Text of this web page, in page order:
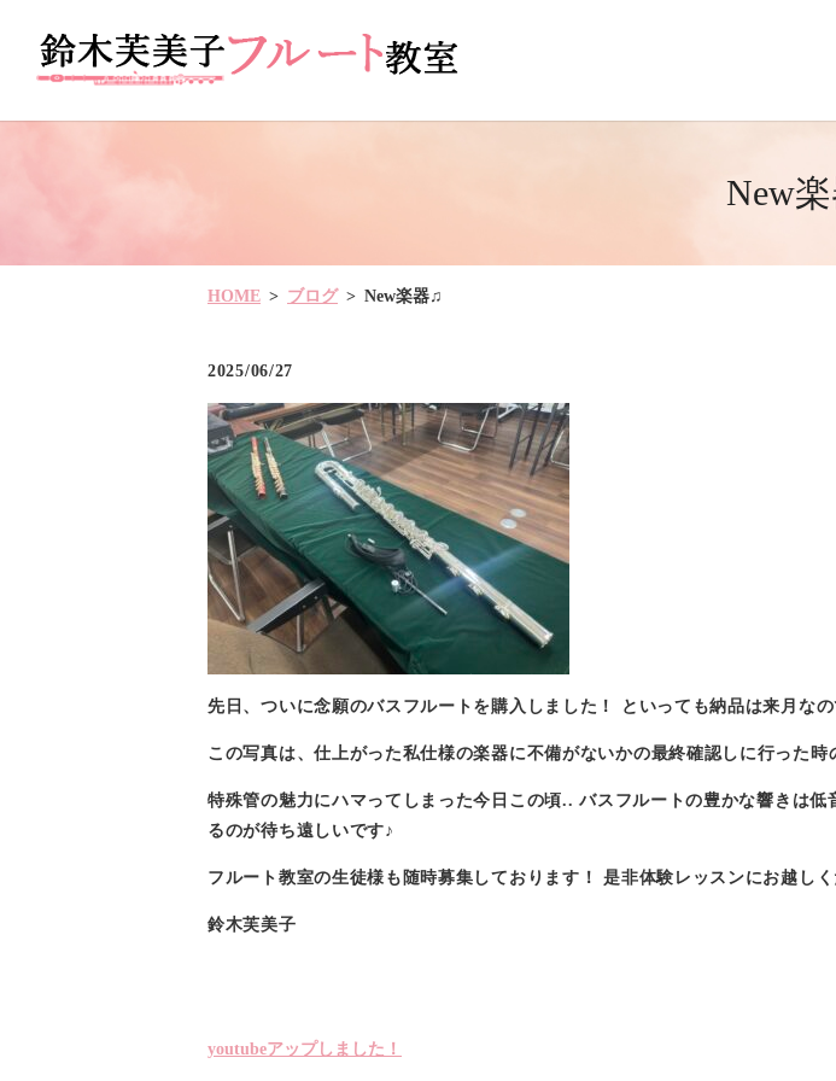
New
HOME ブログ New楽器♫
2025/06/27
先日、ついに念願のバスフルートを購入しました！ といっても納品は来月な
この写真は、仕上がった私仕様の楽器に不備がないかの最終確認しに行った時
特殊管の魅力にハマってしまった今日この頃.. バスフルートの豊かな響きは
るのが待ち遠しいです♪
フルート教室の生徒様も随時募集しております！ 是非体験レッスンにお越し
鈴木芙美子
youtubeアップしました！